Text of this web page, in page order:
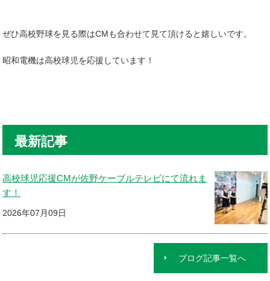
ぜひ高校野球を見る際はCMも合わせて見て頂けると嬉しいです。
昭和電機は高校球児を応援しています！
最新記事
高校球児応援CMが佐野ケーブルテレビにて流れま
す！
2026年07月09日
ブログ記事一覧へ